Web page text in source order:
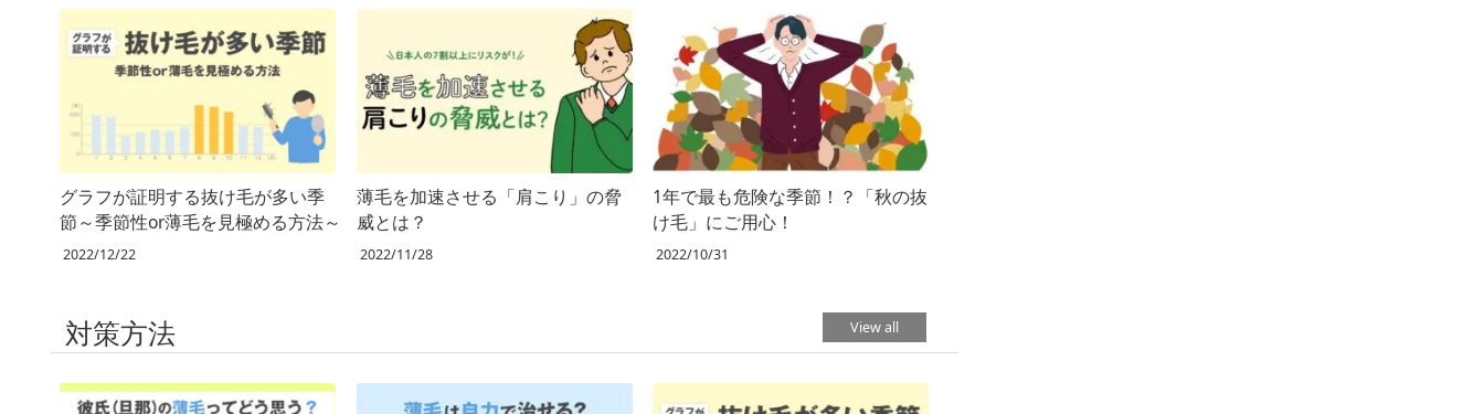
グラフが証明する抜け毛が多い季
節～季節性or薄毛を見極める方法～
2022/12/22
薄毛を加速させる「肩こり」の脅
威とは？
2022/11/28
1年で最も危険な季節！？「秋の抜
け毛」にご用心！
2022/10/31
View all
対策方法